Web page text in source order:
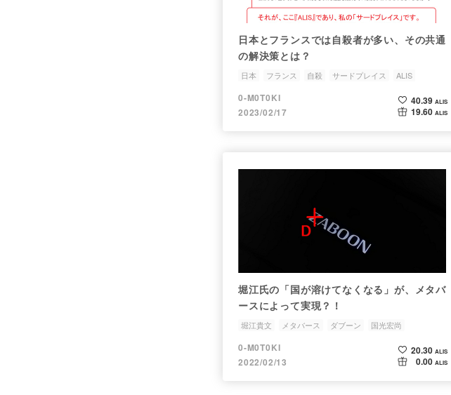
日本とフランスでは自殺者が多い、その共通
の解決策とは？
日本 フランス 自殺 サードプレイス ALIS
0-M0T0KI
2023/02/17
40.39 ALIS
19.60 ALIS
堀江氏の「国が溶けてなくなる」が、メタバ
ースによって実現？！
堀江貴文 メタバース ダブーン
国光宏尚
サードプレイス
0-M0T0KI
2022/02/13
20.30 ALIS
0.00 ALIS